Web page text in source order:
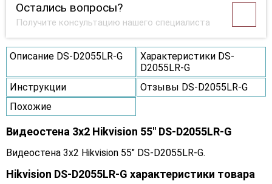
Остались вопросы?
Получите консультацию нашего специалиста
Описание DS-D2055LR-G
Характеристики DS-
D2055LR-G
Инструкции
Отзывы DS-D2055LR-G
Похожие
Видеостена 3x2 Hikvision 55" DS-D2055LR-G
Видеостена 3x2 Hikvision 55" DS-D2055LR-G.
Hikvision DS-D2055LR-G характеристики товара